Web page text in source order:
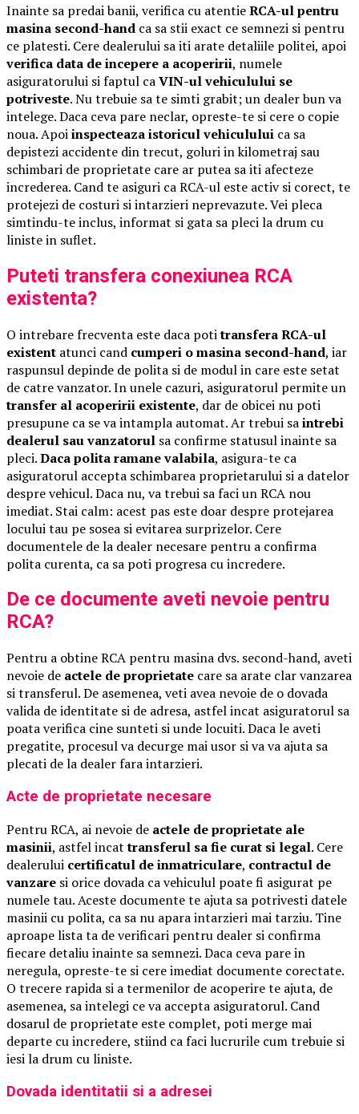
Inainte sa predai banii, verifica cu atentieRCA-ul pentru
masina second-hand ca sa stii exact ce semnezi si pentru
ce platesti. Cere dealerului sa iti arate detaliile politei, apoi
verifica data de incepere a acoperirii, numele
asiguratorului si faptul caVIN-ul vehiculului se
potriveste. Nu trebuie sa te simti grabit; un dealer bun va
intelege. Daca ceva pare neclar, opreste-te si cere o copie
noua. Apoiinspecteaza istoricul vehiculului ca sa
depistezi accidente din trecut, goluri in kilometraj sau
schimbari de proprietate care ar putea sa iti afecteze
increderea. Cand te asiguri ca RCA-ul este activ si corect, te
protejezi de costuri si intarzieri neprevazute. Vei pleca
simtindu-te inclus, informat si gata sa pleci la drum cu
liniste in suflet.
Puteti transfera conexiunea RCA
existenta?
O intrebare frecventa este daca potitransfera RCA-ul
existent atunci cand cumperi o masina second-hand, iar
raspunsul depinde de polita si de modul in care este setat
de catre vanzator. In unele cazuri, asiguratorul permite un
transfer al acoperirii existente, dar de obicei nu poti
presupune ca se va intampla automat. Ar trebui saintrebi
dealerul sau vanzatorul sa confirme statusul inainte sa
pleci.Daca polita ramane valabila, asigura-te ca
asiguratorul accepta schimbarea proprietarului si a datelor
despre vehicul. Daca nu, va trebui sa faci un RCA nou
imediat. Stai calm: acest pas este doar despre protejarea
locului tau pe sosea si evitarea surprizelor. Cere
documentele de la dealer necesare pentru a confirma
polita curenta, ca sa poti progresa cu incredere.
De ce documente aveti nevoie pentru
RCA?
Pentru a obtine RCA pentru masina dvs. second-hand, aveti
nevoie de actele de proprietate care sa arate clar vanzarea
si transferul. De asemenea, veti avea nevoie de o dovada
valida de identitate si de adresa, astfel incat asiguratorul sa
poata verifica cine sunteti si unde locuiti. Daca le aveti
pregatite, procesul va decurge mai usor si va va ajuta sa
plecati de la dealer fara intarzieri.
Acte de proprietate necesare
Pentru RCA, ai nevoie de actele de proprietate ale
masinii, astfel incattransferul sa fie curat si legal. Cere
dealerului certificatul de inmatriculare, contractul de
vanzare si orice dovada ca vehiculul poate fi asigurat pe
numele tau. Aceste documente te ajuta sa potrivesti datele
masinii cu polita, ca sa nu apara intarzieri mai tarziu. Tine
aproape lista ta de verificari pentru dealer si confirma
fiecare detaliu inainte sa semnezi. Daca ceva pare in
neregula, opreste-te si cere imediat documente corectate.
O trecere rapida si a termenilor de acoperire te ajuta, de
asemenea, sa intelegi ce va accepta asiguratorul. Cand
dosarul de proprietate este complet, poti merge mai
departe cu incredere, stiind ca faci lucrurile cum trebuie si
iesi la drum cu liniste.
Dovada identitatii si a adresei